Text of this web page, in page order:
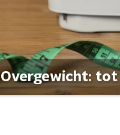
Overgewicht: tot